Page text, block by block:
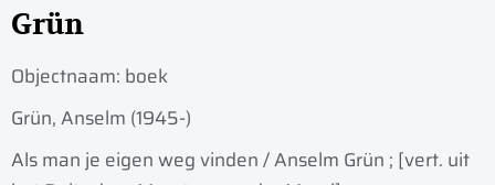
Grün
Objectnaam: boek
Grün, Anselm (1945-)
Als man je eigen weg vinden / Anselm Grün ; [vert. uit